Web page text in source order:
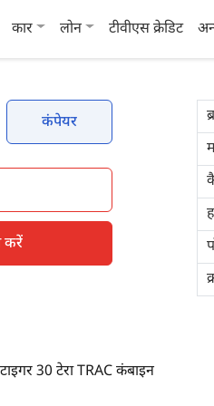
कार लोन टीवीएस क्रेडिट
कंपेयर
करें
30 टेरा TRAC कंबाइन